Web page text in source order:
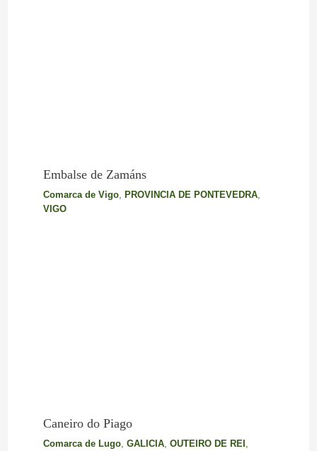
Embalse de Zamáns
Comarca de Vigo, PROVINCIA DE PONTEVEDRA,
VIGO
Caneiro do Piago
Comarca de Lugo, GALICIA, OUTEIRO DE REI